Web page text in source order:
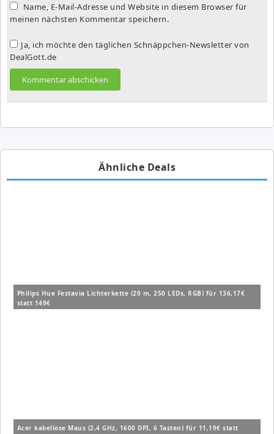
Name, E-Mail-Adresse und Website in diesem Browser für
meinen nächsten Kommentar speichern.
Ja, ich möchte den täglichen Schnäppchen-Newsletter von
DealGott.de
Ähnliche Deals
Philips Hue Festavia Lichterkette (20 m, 250 LEDs, RGB) für 136,17€
statt 149€
Acer kabellose Maus (2,4 GHz, 1600 DPI, 6 Tasten) für 11,19€ statt